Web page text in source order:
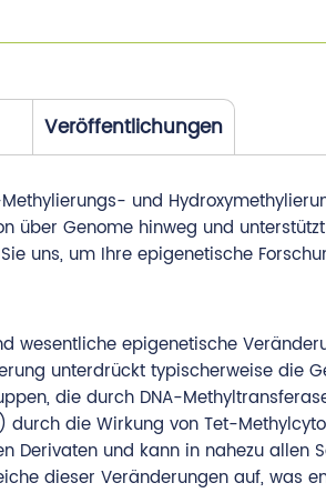
Veröffentlichungen
und
über Genome hinweg und
uns, um Ihre epigenetische
epigenetische
unterdrückt typischerweise die
die durch DNA-
die Wirkung von Tet-
und kann in nahezu allen
dieser Veränderungen auf, was